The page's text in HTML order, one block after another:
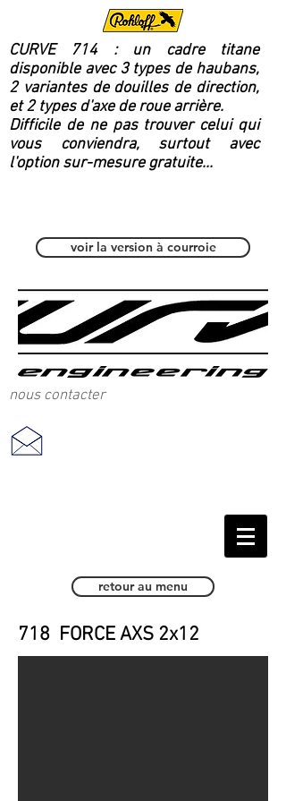
CURVE 714 : un cadre titane
disponible avec 3 types de haubans,
2 variantes de douilles de direction,
et 2 types d'axe de roue arrière.
Difficile de ne pas trouver celui qui
vous conviendra, surtout avec
l'option sur-mesure gratuite...
voir la version à courroie
nous contacter
retour au menu
718 FORCE AXS 2x12